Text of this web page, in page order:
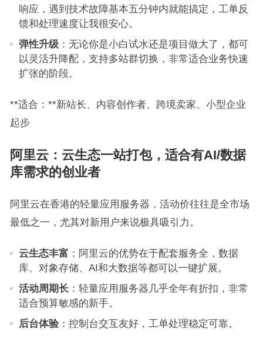
响应，遇到技术故障基本五分钟内就能搞定，工单反
馈和处理速度让我很安心。
弹性升级：无论你是小白试水还是项目做大了，都可
以灵活升降配，支持多站群切换，非常适合业务快速
扩张的阶段。
**适合：**新站长、内容创作者、跨境卖家、小型企业
起步
阿里云：云生态一站打包，适合有AI/数据
库需求的创业者
阿里云在香港的轻量应用服务器，活动价往往是全市场
最低之一，尤其对新用户来说极具吸引力。
云生态丰富 ：阿里云的优势在于配套服务全，数据
库、对象存储、AI和大数据等都可以一键扩展。
活动周期长：轻量应用服务器几乎全年有折扣，非常
适合预算敏感的新手。
后台体验：控制台交互友好，工单处理稳定可靠。